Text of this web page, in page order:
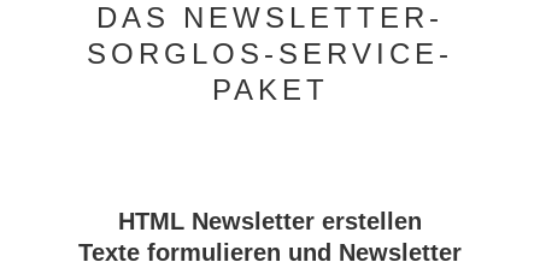
DAS NEWSLETTER-
SORGLOS-SERVICE-
PAKET
HTML Newsletter erstellen
Texte formulieren und Newsletter